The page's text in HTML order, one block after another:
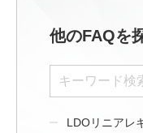
他のFAQを
LDOリニアレ